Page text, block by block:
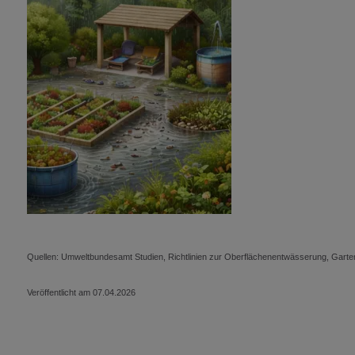
Quellen: Umweltbundesamt Studien, Richtlinien zur Oberflächenentwässerung,
Veröffentlicht am 07.04.2026